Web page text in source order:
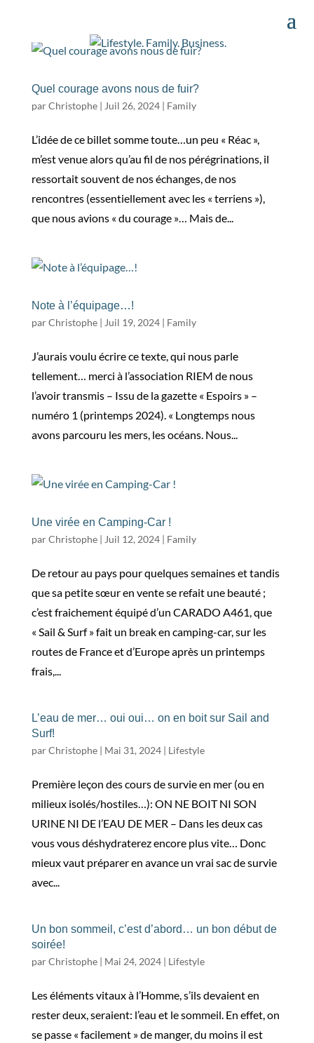
Quel courage avons nous de fuir?
parChristophe| Juil 26, 2024| Family
L’idée de ce billet somme toute…un peu « Réac »,
m’est venue alors qu’au fil de nos pérégrinations, il
ressortait souvent de nos échanges, de nos
rencontres (essentiellement avec les « terriens »),
que nous avions « du courage »… Mais de...
Note à l’équipage…!
parChristophe| Juil 19, 2024| Family
J’aurais voulu écrire ce texte, qui nous parle
tellement… merci à l’association RIEM de nous
l’avoir transmis – Issu de la gazette « Espoirs » –
numéro 1 (printemps 2024). « Longtemps nous
avons parcouru les mers, les océans. Nous...
Une virée en Camping-Car !
parChristophe| Juil 12, 2024| Family
De retour au pays pour quelques semaines et tandis
que sa petite sœur en vente se refait une beauté ;
c’est fraichement équipé d’un CARADO A461, que
« Sail & Surf » fait un break en camping-car, sur les
routes de France et d’Europe après un printemps
frais,...
L’eau de mer… oui oui… on en boit sur Sail and
Surf!
parChristophe| Mai 31, 2024| Lifestyle
Première leçon des cours de survie en mer (ou en
milieux isolés/hostiles…): ON NE BOIT NI SON
URINE NI DE l’EAU DE MER – Dans les deux cas
vous vous déshydraterez encore plus vite… Donc
mieux vaut préparer en avance un vrai sac de survie
avec...
Un bon sommeil, c’est d’abord… un bon début de
soirée!
parChristophe| Mai 24, 2024| Lifestyle
Les éléments vitaux à l’Homme, s’ils devaient en
rester deux, seraient: l’eau et le sommeil. En effet, on
se passe « facilement » de manger, du moins il est